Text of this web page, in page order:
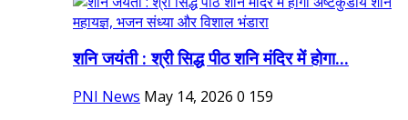
शनि जयंती : श्री सिद्ध पीठ शनि मंदिर में होगा...
PNI News May 14, 2026 0 159